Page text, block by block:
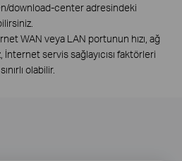
download-center adresindeki
WAN veya LAN portunun hızı, ağ
servis sağlayıcısı faktörleri
olabilir.